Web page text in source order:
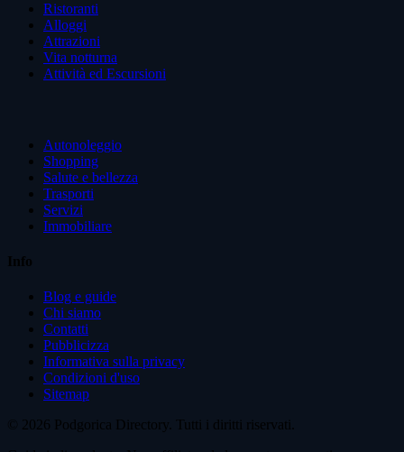
Ristoranti
Alloggi
Attrazioni
Vita notturna
Attività ed Escursioni
Autonoleggio
Shopping
Salute e bellezza
Trasporti
Servizi
Immobiliare
Info
Blog e guide
Chi siamo
Contatti
Pubblicizza
Informativa sulla privacy
Condizioni d'uso
Sitemap
© 2026 Podgorica Directory. Tutti i diritti riservati.